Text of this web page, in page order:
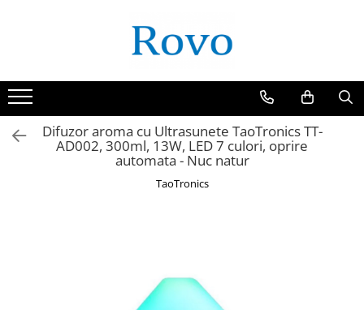
Difuzor aroma cu Ultrasunete TaoTronics TT-
AD002, 300ml, 13W, LED 7 culori, oprire
automata - Nuc natur
TaoTronics